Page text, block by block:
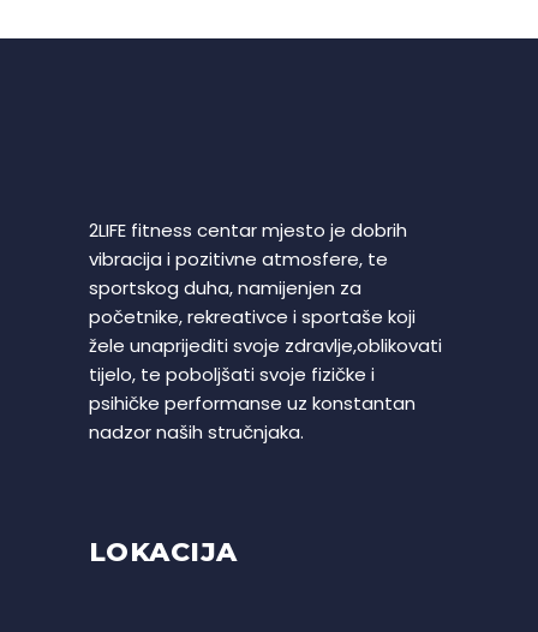
2LIFE fitness centar mjesto je dobrih
vibracija i pozitivne atmosfere, te
sportskog duha, namijenjen za
početnike, rekreativce i sportaše koji
žele unaprijediti svoje zdravlje,oblikovati
tijelo, te poboljšati svoje fizičke i
psihičke performanse uz konstantan
nadzor naših stručnjaka.
LOKACIJA